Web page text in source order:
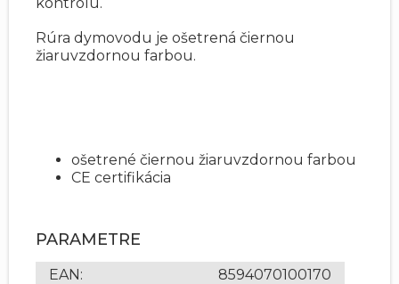
Rúra dymovodu je ošetrená čiernou
žiaruvzdornou farbou.
ošetrené čiernou žiaruvzdornou farbou
CE certifikácia
PARAMETRE
EAN:
8594070100170